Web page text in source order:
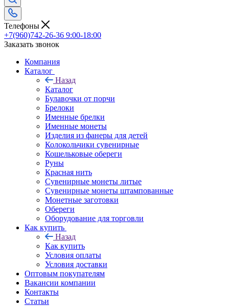
Телефоны
+7(960)742-26-36 9:00-18:00
Заказать звонок
Компания
Каталог
Назад
Каталог
Булавочки от порчи
Брелоки
Именные брелки
Именные монеты
Изделия из фанеры для детей
Колокольчики сувенирные
Кошельковые обереги
Руны
Красная нить
Сувенирные монеты литые
Сувенирные монеты штампованные
Монетные заготовки
Обереги
Оборудование для торговли
Как купить
Назад
Как купить
Условия оплаты
Условия доставки
Оптовым покупателям
Вакансии компании
Контакты
Статьи